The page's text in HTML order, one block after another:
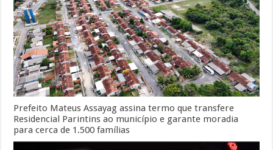
Prefeito Mateus Assayag assina termo que transfere
Residencial Parintins ao município e garante moradia
para cerca de 1.500 famílias